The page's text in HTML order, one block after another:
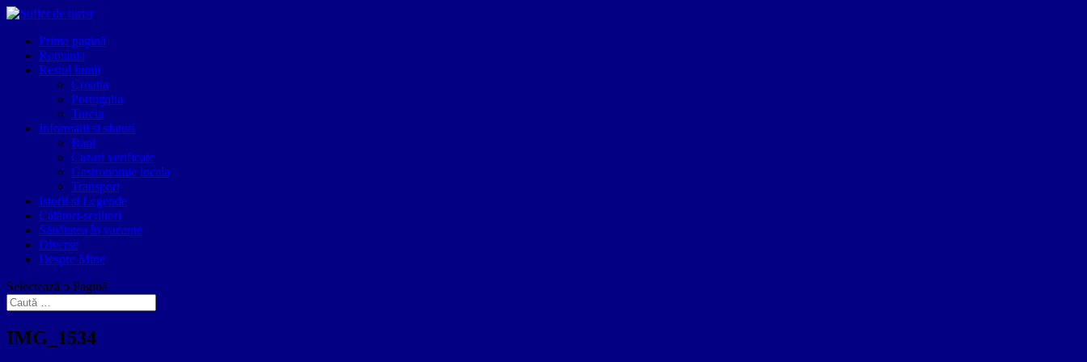
Prima pagină
Romania
Restul lumii
Croatia
Portugalia
Turcia
Informatii si sfaturi
Bani
Cazari verificate
Gastronomie locala
Transport
Istorii si Legende
Călători-scriitori
Sănătatea în vacanțe
Diverse
Despre Mine
Selectează o Pagină
IMG_1534